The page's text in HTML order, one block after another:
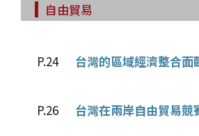
自由貿易
P.24 台灣的區域經濟整合面
P.26 台灣在兩岸自由貿易競